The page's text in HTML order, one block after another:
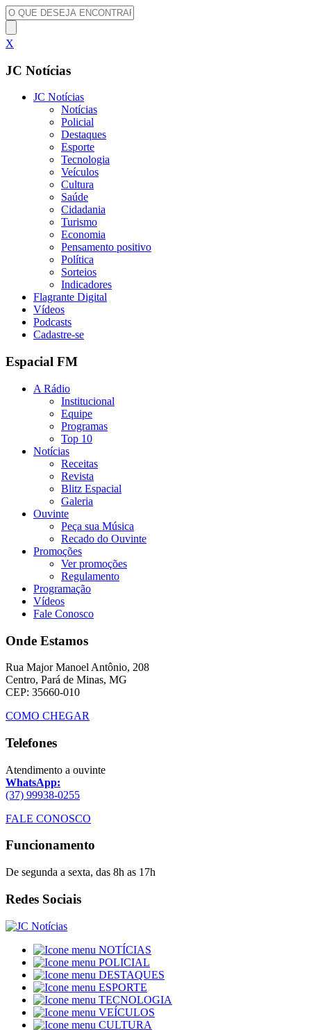
X
JC Notícias
JC Notícias
Notícias
Policial
Destaques
Esporte
Tecnologia
Veículos
Cultura
Saúde
Cidadania
Turismo
Economia
Pensamento positivo
Política
Sorteios
Indicadores
Flagrante Digital
Vídeos
Podcasts
Cadastre-se
Espacial FM
A Rádio
Institucional
Equipe
Programas
Top 10
Notícias
Receitas
Revista
Blitz Espacial
Galeria
Ouvinte
Peça sua Música
Recado do Ouvinte
Promoções
Ver promoções
Regulamento
Programação
Vídeos
Fale Conosco
Onde Estamos
Rua Major Manoel Antônio, 208
Centro, Pará de Minas, MG
CEP: 35660-010
COMO CHEGAR
Telefones
Atendimento a ouvinte
WhatsApp:
(37) 99938-0255
FALE CONOSCO
Funcionamento
De segunda a sexta, das 8h as 17h
Redes Sociais
NOTÍCIAS
POLICIAL
DESTAQUES
ESPORTE
TECNOLOGIA
VEÍCULOS
CULTURA